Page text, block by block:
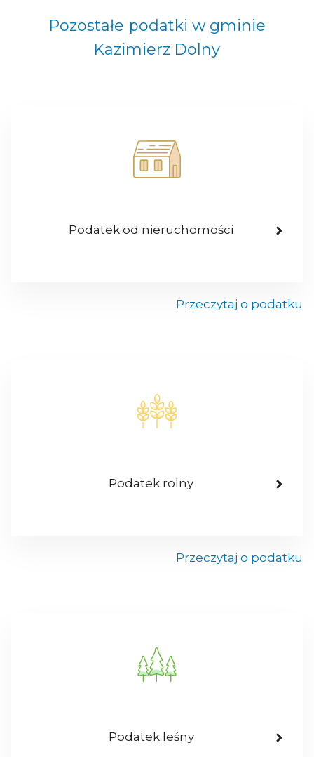
Pozostałe podatki w gminie
Kazimierz Dolny
Podatek od nieruchomości
Przeczytaj o podatku
Podatek rolny
Przeczytaj o podatku
Podatek leśny